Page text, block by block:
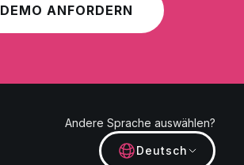
DEMO ANFORDERN
Andere Sprache auswählen?
Deutsch